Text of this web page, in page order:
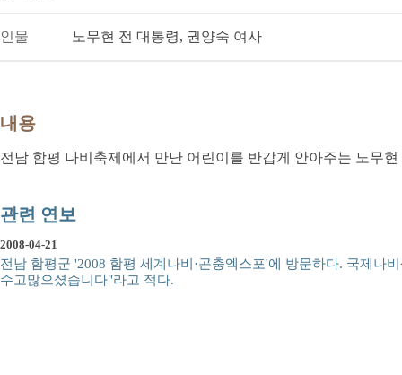
인물 노무현 전 대통령, 권양숙 여사
내용
전남 함평 나비축제에서 만난 어린이를 반갑게 안아주는 노무
관련 연보
2008-04-21
전남 함평군 '2008 함평 세계나비·곤충엑스포'에 방문하다. 국제나
수고많으셨습니다"라고 적다.